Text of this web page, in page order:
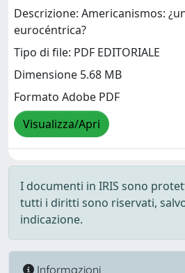
Descrizione: Americanismos:
eurocéntrica?
Tipo di file: PDF EDITORIALE
Dimensione 5.68 MB
Formato Adobe PDF
Visualizza/Apri
I documenti in IRIS sono
tutti i diritti sono riservati,
indicazione.
Informazioni